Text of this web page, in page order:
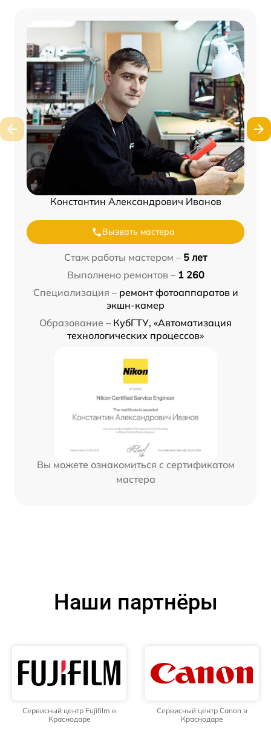
Константин Александрович Иванов
Вызвать мастера
Стаж работы мастером – 5 лет
Выполнено ремонтов – 1 260
Специализация – ремонт фотоаппаратов и
экшн-камер
Образование – КубГТУ, «Автоматизация
технологических процессов»
Вы можете ознакомиться с сертификатом
мастера
Наши партнёры
Сервисный центр Fujifilm в
Краснодаре
Сервисный центр Canon в
Краснодаре